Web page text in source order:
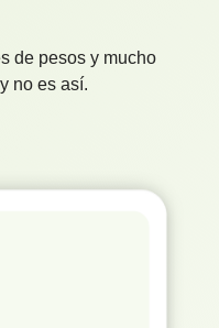
de pesos y mucho
no es así.